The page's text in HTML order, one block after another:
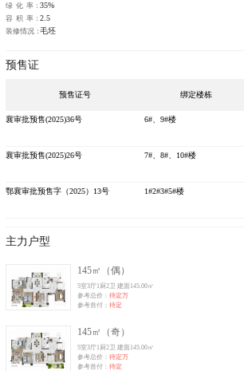
绿 化 率：35%
容 积 率：2.5
装修情况：毛坯
预售证
预售证号 绑定楼栋
襄审批预售(2025)36号 6#、9#楼
襄审批预售(2025)26号 7#、8#、10#楼
鄂襄审批预售字（2025）13号 1#2#3#5#楼
主力户型
145㎡（偶）
5室3厅1厨2卫 建面145.00㎡
参考总价：待定万
参考首付：待定
145㎡（奇）
5室3厅1厨2卫 建面145.00㎡
参考总价：待定万
参考首付：待定